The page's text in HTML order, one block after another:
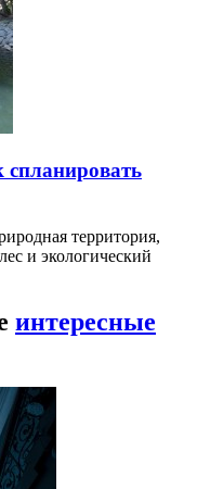
спланировать
территория,
и экологический
интересные